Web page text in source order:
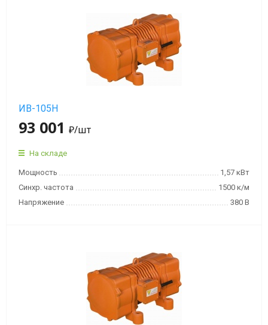
MVE-
повышенной
защитой
от
взрыва
ИВ-105Н
93 001 ₽/шт
На складе
Мощность
1,57 кВт
Синхр. частота
1500 к/м
Напряжение
380 В